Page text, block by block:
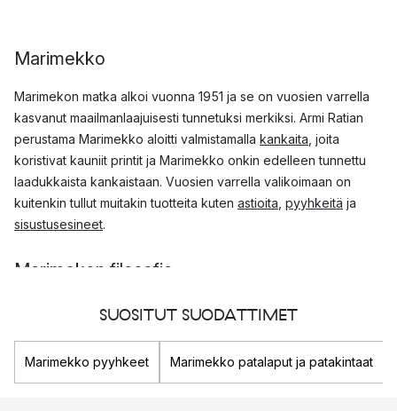
Marimekko
Marimekon matka alkoi vuonna 1951 ja se on vuosien varrella
kasvanut maailmanlaajuisesti tunnetuksi merkiksi. Armi Ratian
perustama Marimekko aloitti valmistamalla kankaita, joita
koristivat kauniit printit ja Marimekko onkin edelleen tunnettu
laadukkaista kankaistaan. Vuosien varrella valikoimaan on
kuitenkin tullut muitakin tuotteita kuten astioita, pyyhkeitä ja
sisustusesineet.
Marimekon filosofia
Marimekko on yksi Suomen menestyneimmistä merkeistä. Se
käytöstä vaatteissa, astioissa ja tekstiileissä. Perustaja Armi
SUOSITUT SUODATTIMET
Marimekko pyyhkeet Marimekko patalaput ja patakintaat